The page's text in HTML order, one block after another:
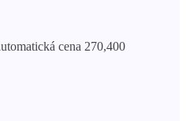
cena 270,400